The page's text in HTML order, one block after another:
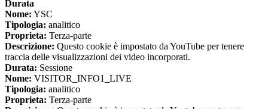
Durata
Nome: YSC
Tipologia: analitico
Proprieta: Terza-parte
Descrizione: Questo cookie è impostato da YouTube per tenere
traccia delle visualizzazioni dei video incorporati.
Durata: Sessione
Nome: VISITOR_INFO1_LIVE
Tipologia: analitico
Proprieta: Terza-parte